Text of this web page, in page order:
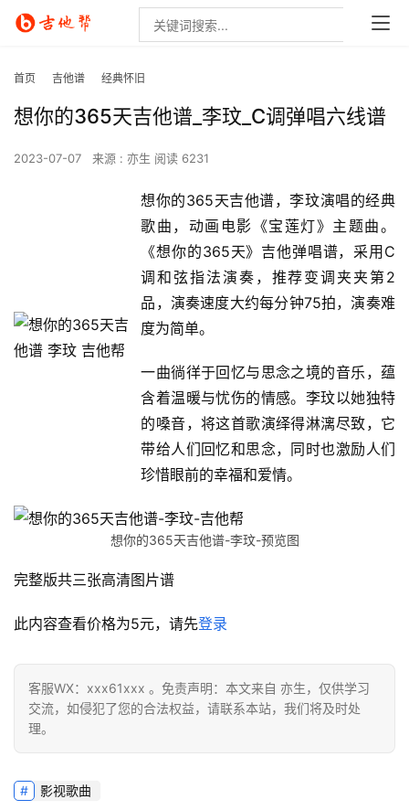
首页 吉他谱 经典怀旧
想你的365天吉他谱_李玟_C调弹唱六线谱
2023-07-07 来源 : 亦生 阅读 6231
想你的365天吉他谱，李玟演唱的经典
歌曲，动画电影《宝莲灯》主题曲。
《想你的365天》吉他弹唱谱，采用C
调和弦指法演奏，推荐变调夹夹第2
品，演奏速度大约每分钟75拍，演奏难
度为简单。
一曲徜徉于回忆与思念之境的音乐，蕴
含着温暖与忧伤的情感。李玟以她独特
的嗓音，将这首歌演绎得淋漓尽致，它
带给人们回忆和思念，同时也激励人们
珍惜眼前的幸福和爱情。
想你的365天吉他谱-李玟-预览图
完整版共三张高清图片谱
此内容查看价格为5元，请先登录
客服WX：xxx61xxx 。免责声明：本文来自 亦生，仅供学习
交流，如侵犯了您的合法权益，请联系本站，我们将及时处
理。
影视歌曲